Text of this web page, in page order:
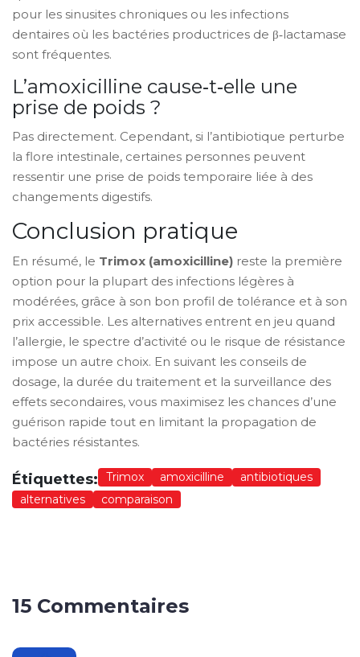
pour les sinusites chroniques ou les infections
dentaires où les bactéries productrices de β‑lactamase
sont fréquentes.
L’amoxicilline cause‑t‑elle une
prise de poids ?
Pas directement. Cependant, si l’antibiotique perturbe
la flore intestinale, certaines personnes peuvent
ressentir une prise de poids temporaire liée à des
changements digestifs.
Conclusion pratique
En résumé, le Trimox (amoxicilline) reste la première
option pour la plupart des infections légères à
modérées, grâce à son bon profil de tolérance et à son
prix accessible. Les alternatives entrent en jeu quand
l’allergie, le spectre d’activité ou le risque de résistance
impose un autre choix. En suivant les conseils de
dosage, la durée du traitement et la surveillance des
effets secondaires, vous maximisez les chances d’une
guérison rapide tout en limitant la propagation de
bactéries résistantes.
Étiquettes: Trimox amoxicilline
antibiotiques
alternatives
comparaison
15 Commentaires